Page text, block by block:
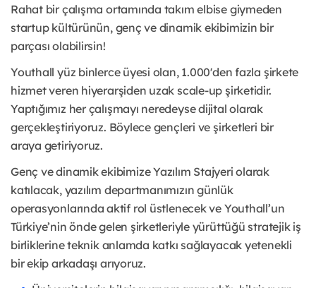
Rahat bir çalışma ortamında takım elbise giymeden
startup kültürünün, genç ve dinamik ekibimizin bir
parçası olabilirsin!
Youthall yüz binlerce üyesi olan, 1.000'den fazla şirkete
hizmet veren hiyerarşiden uzak scale-up şirketidir.
Yaptığımız her çalışmayı neredeyse dijital olarak
gerçekleştiriyoruz. Böylece gençleri ve şirketleri bir
araya getiriyoruz.
Genç ve dinamik ekibimize Yazılım Stajyeri olarak
katılacak, yazılım departmanımızın günlük
operasyonlarında aktif rol üstlenecek ve Youthall’un
Türkiye’nin önde gelen şirketleriyle yürüttüğü stratejik iş
birliklerine teknik anlamda katkı sağlayacak yetenekli
bir ekip arkadaşı arıyoruz.